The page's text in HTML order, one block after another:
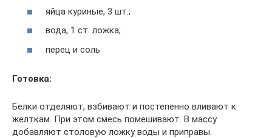
яйца куриные, 3 шт.;
вода, 1 ст. ложка;
перец и соль
Готовка:
Белки отделяют, взбивают и постепенно вливают к
желткам. При этом смесь помешивают. В массу
добавляют столовую ложку воды и приправы.